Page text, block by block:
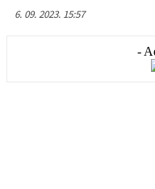
6. 09. 2023. 15:57
-